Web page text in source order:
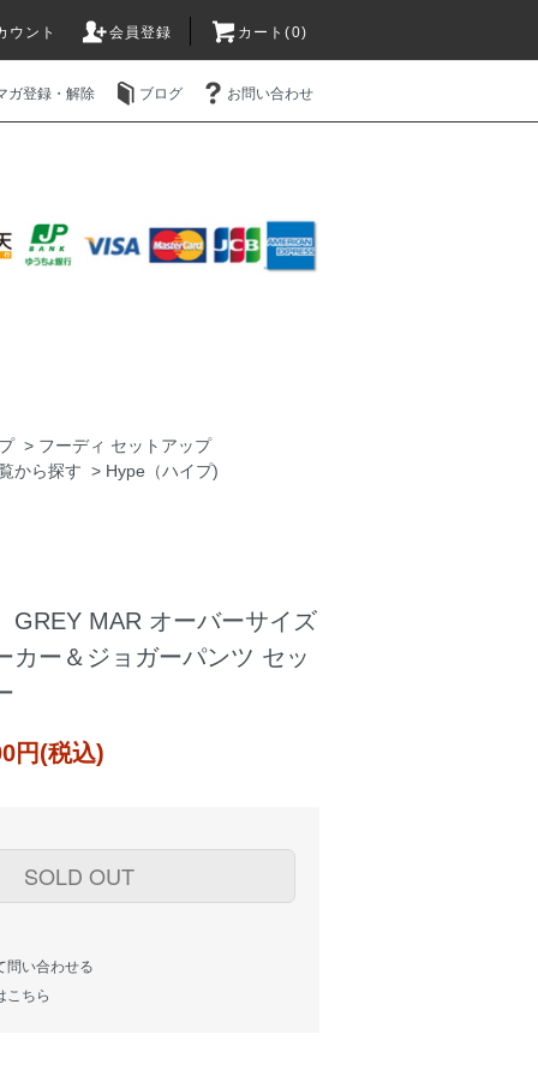
ウント 会員登録 カート(0)
ガ登録・解除 ブログ お問い合わせ
> フーディ セットアップ
から探す > Hype（ハイプ)
GREY MAR オーバーサイズ
カー＆ジョガーパンツ セッ
円(税込)
SOLD OUT
問い合わせる
こちら